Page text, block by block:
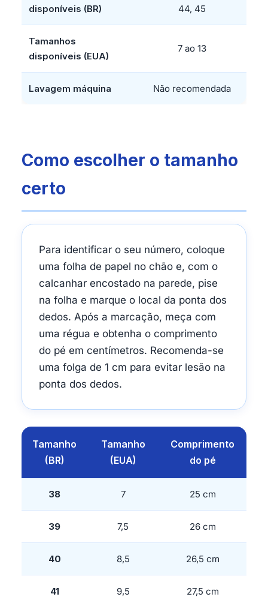
disponíveis (BR)
44, 45
Tamanhos
disponíveis (EUA)
7 ao 13
Lavagem máquina Não recomendada
Como escolher o tamanho
certo
Para identificar o seu número, coloque
uma folha de papel no chão e, com o
calcanhar encostado na parede, pise
na folha e marque o local da ponta dos
dedos. Após a marcação, meça com
uma régua e obtenha o comprimento
do pé em centímetros. Recomenda-se
uma folga de 1 cm para evitar lesão na
ponta dos dedos.
Tamanho
(BR)
Tamanho
(EUA)
Comprimento
do pé
38 7 25 cm
39 7,5 26 cm
40 8,5 26,5 cm
41 9,5 27,5 cm